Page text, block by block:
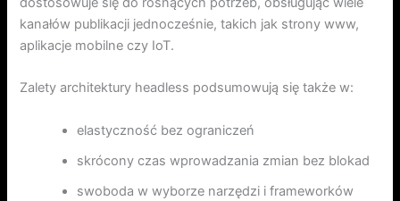
kanałów publikacji jednocześnie, takich jak strony www,
aplikacje mobilne czy IoT.
Zalety architektury headless podsumowują się także w:
elastyczność bez ograniczeń
skrócony czas wprowadzania zmian bez blokad
swoboda w wyborze narzędzi i frameworków